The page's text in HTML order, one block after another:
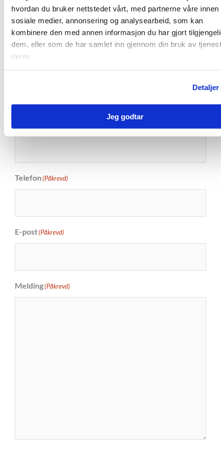
hvordan du bruker nettstedet vårt, med partnerne våre innen
sosiale medier, annonsering og analysearbeid, som kan
kombinere den med annen informasjon du har gjort
dem, eller som de har samlet inn gjennom din bruk av
deres.
Detaljer
Jeg godtar
463
Stein-Aril
Pettersen
Salgsleder
Voss
969
46
stein-aril@nobi.no
Telefon(Påkrevd)
E-post(Påkrevd)
Melding(Påkrevd)